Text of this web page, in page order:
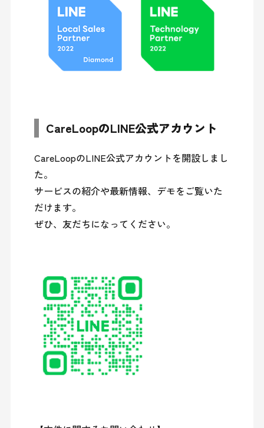
CareLoopのLINE公式アカウント
CareLoopのLINE公式アカウントを開設しまし
た。
サービスの紹介や最新情報、デモをご覧いた
だけます。
ぜひ、友だちになってください。